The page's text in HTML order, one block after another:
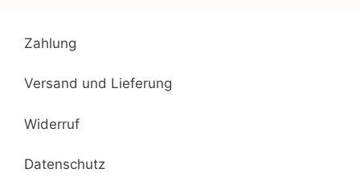
Zahlung
Versand und Lieferung
Widerruf
Datenschutz